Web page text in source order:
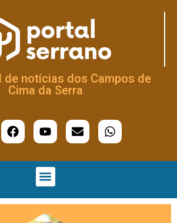
de notícias dos Campos de
Cima da Serra